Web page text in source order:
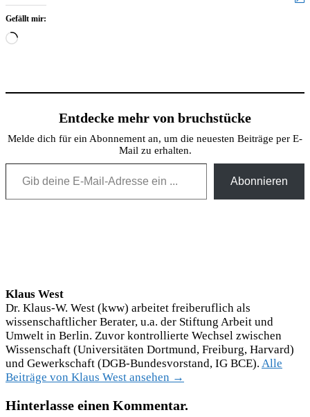
Gefällt mir:
Wird
Entdecke mehr von bruchstücke
Melde dich für ein Abonnement an, um die neuesten Beiträge per E-
Mail zu erhalten.
Gib deine E-Mail-Adresse ein ...
Abonnieren
Klaus West
Dr. Klaus-W. West (kww) arbeitet freiberuflich als
wissenschaftlicher Berater, u.a. der Stiftung Arbeit und
Umwelt in Berlin. Zuvor kontrollierte Wechsel zwischen
Wissenschaft (Universitäten Dortmund, Freiburg, Harvard)
und Gewerkschaft (DGB-Bundesvorstand, IG BCE). Alle
Beiträge von Klaus West ansehen →
Hinterlasse einen Kommentar.